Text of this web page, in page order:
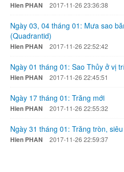
Hien PHAN 2017-11-26 23:36:38
Ngày 03, 04 tháng 01: Mưa sao
(Quadrantid)
Hien PHAN 2017-11-26 22:52:42
Ngày 01 tháng 01: Sao Thủy ở vị
Hien PHAN 2017-11-26 22:45:51
Ngày 17 tháng 01: Trăng mới
Hien PHAN 2017-11-26 22:55:32
Ngày 31 tháng 01: Trăng tròn,
Hien PHAN 2017-11-26 22:59:37